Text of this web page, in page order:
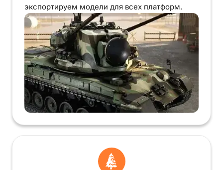
экспортируем модели для всех платформ.